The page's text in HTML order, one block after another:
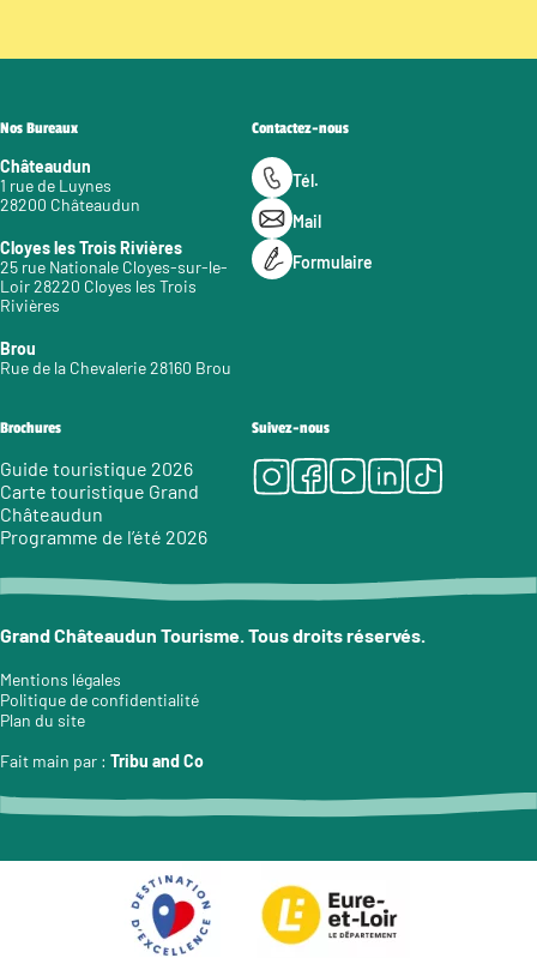
Nos Bureaux
Châteaudun
1 rue de Luynes
28200 Châteaudun
Cloyes les Trois Rivières
25 rue Nationale Cloyes-sur-le-
Loir 28220 Cloyes les Trois
Rivières
Brou
Rue de la Chevalerie 28160 Brou
Contactez-nous
Tél.
Mail
Formulaire
Brochures
Guide touristique 2026
Carte touristique Grand
Châteaudun
Programme de l’été 2026
Suivez-nous
Instagram
Facebook
Youtube
LinkedIn
Tiktok
Grand Châteaudun Tourisme. Tous droits réservés.
Mentions légales
Politique de confidentialité
Plan du site
Fait main par : Tribu and Co